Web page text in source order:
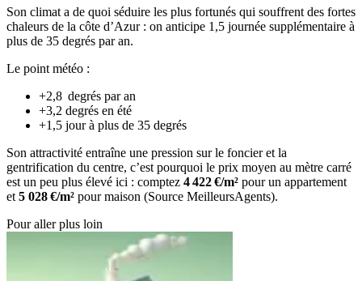
Son climat a de quoi séduire les plus fortunés qui souffrent des fortes
chaleurs de la côte d’Azur : on anticipe 1,5 journée supplémentaire à
plus de 35 degrés par an.
Le point météo :
+2,8 degrés par an
+3,2 degrés en été
+1,5 jour à plus de 35 degrés
Son attractivité entraîne une pression sur le foncier et la
gentrification du centre, c’est pourquoi le prix moyen au mètre carré
est un peu plus élevé ici : comptez 4 422 €/m² pour un appartement
et 5 028 €/m² pour maison (Source MeilleursAgents).
Pour aller plus loin